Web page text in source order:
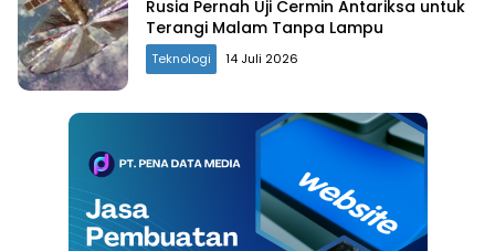
Rusia Pernah Uji Cermin Antariksa untuk
Terangi Malam Tanpa Lampu
Teknologi 14 Juli 2026